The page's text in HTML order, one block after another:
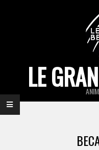
LE
Primary